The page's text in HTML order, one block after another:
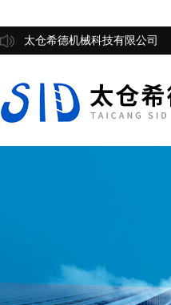
太仓希德机械科技有限公司